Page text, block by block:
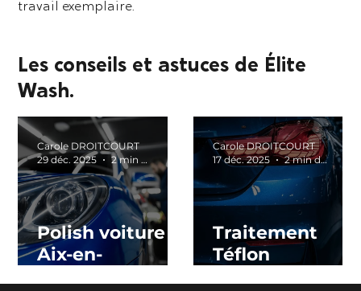
travail exemplaire.
Les conseils et astuces de Élite
Wash.
Polish voiture
Aix-en-
Carole DROITCOURT
29 déc. 2025
2 min de lecture
Traitement
Téflon
Carole DROITCOURT
17 déc. 2025
2 min de lecture